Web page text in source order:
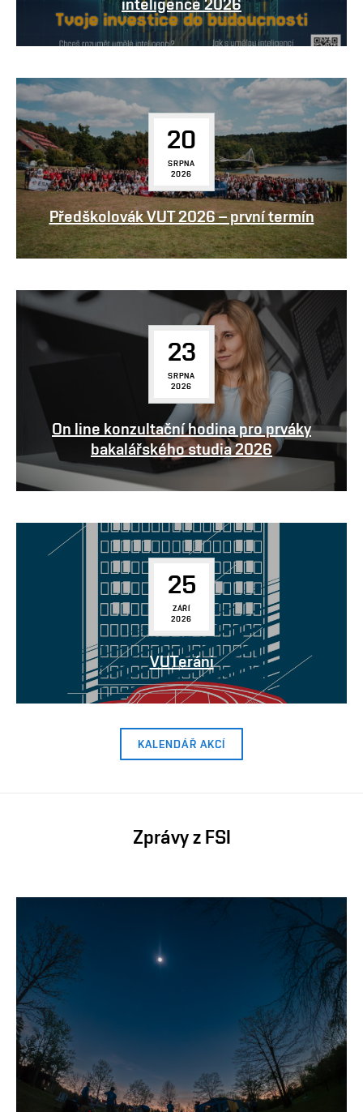
inteligence 2026
20
SRPNA
2026
Předškolovák VUT 2026 – první termín
23
SRPNA
2026
On line konzultační hodina pro prváky
bakalářského studia 2026
25
ZÁŘÍ
2026
VUTeráni
KALENDÁŘ AKCÍ
Zprávy z FSI